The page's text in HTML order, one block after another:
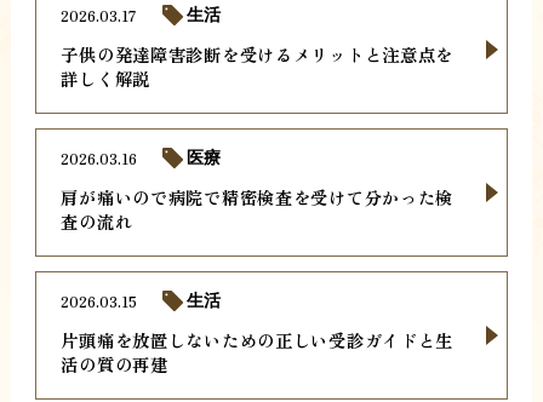
子供の発達障害診断を受けるメリットと注意点を
詳しく解説
2026.03.17 生活
肩が痛いので病院で精密検査を受けて分かった検
査の流れ
2026.03.16 医療
片頭痛を放置しないための正しい受診ガイドと生
活の質の再建
2026.03.15 生活